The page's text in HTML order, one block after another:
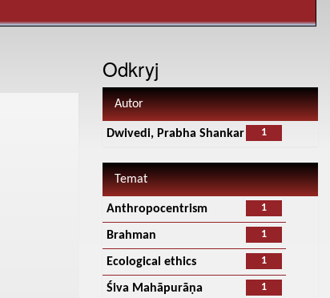
Odkryj
Autor
1
Dwivedi, Prabha Shankar
Temat
1
Anthropocentrism
1
Brahman
1
Ecological ethics
1
Śiva Mahāpurāṇa